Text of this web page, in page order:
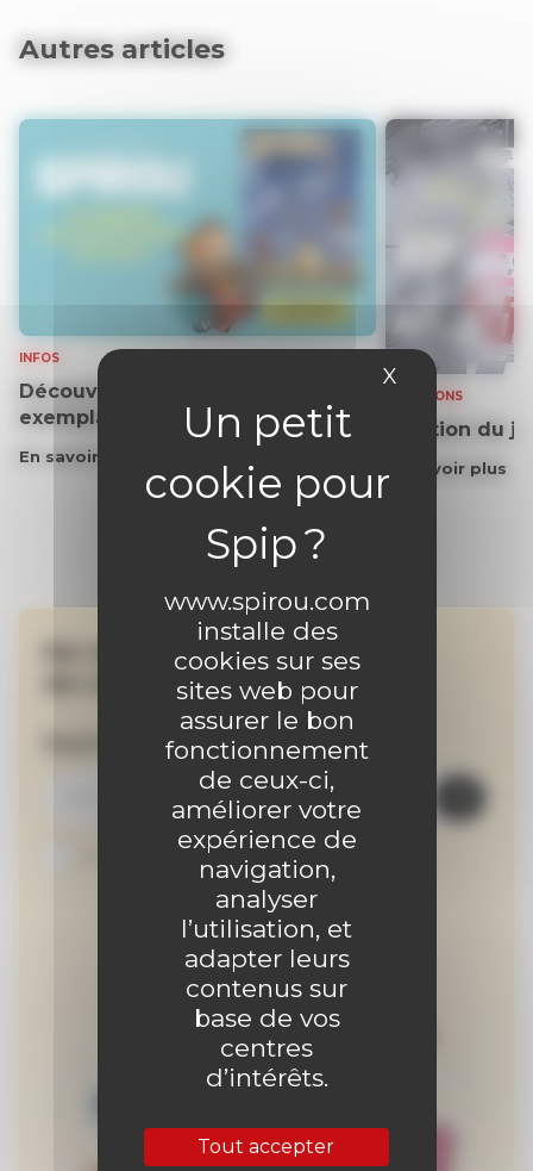
www.spirou.com
installe des
cookies sur ses
sites web pour
assurer le bon
fonctionnement
de ceux-ci,
améliorer votre
expérience de
navigation,
analyser
l’utilisation, et
adapter leurs
contenus sur
base de vos
centres
d’intérêts.
Tout accepter
X Masquer le
Autres articles
INFOS
Découvrez gratuitement un
exemplaire du journal !
En savoir plus
SOLUTIONS
Solution du
En savoir plus
Ne manquez aucune
de nos actualités !
Inscrivez-vous à la newsletter
Je suis abonné au site